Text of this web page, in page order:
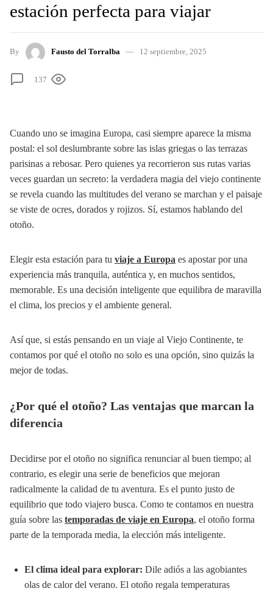
estación perfecta para viajar
By Fausto del Torralba 12 septiembre, 2025
137
Cuando uno se imagina Europa, casi siempre aparece la misma
postal: el sol deslumbrante sobre las islas griegas o las terrazas
parisinas a rebosar. Pero quienes ya recorrieron sus rutas varias
veces guardan un secreto: la verdadera magia del viejo continente
se revela cuando las multitudes del verano se marchan y el paisaje
se viste de ocres, dorados y rojizos. Sí, estamos hablando del
otoño.
Elegir esta estación para tu viaje a Europa es apostar por una
experiencia más tranquila, auténtica y, en muchos sentidos,
memorable. Es una decisión inteligente que equilibra de maravilla
el clima, los precios y el ambiente general.
Así que, si estás pensando en un viaje al Viejo Continente, te
contamos por qué el otoño no solo es una opción, sino quizás la
mejor de todas.
¿Por qué el otoño? Las ventajas que marcan la
diferencia
Decidirse por el otoño no significa renunciar al buen tiempo; al
contrario, es elegir una serie de beneficios que mejoran
radicalmente la calidad de tu aventura. Es el punto justo de
equilibrio que todo viajero busca. Como te contamos en nuestra
guía sobre las temporadas de viaje en Europa, el otoño forma
parte de la temporada media, la elección más inteligente.
El clima ideal para explorar: Dile adiós a las agobiantes
olas de calor del verano. El otoño regala temperaturas